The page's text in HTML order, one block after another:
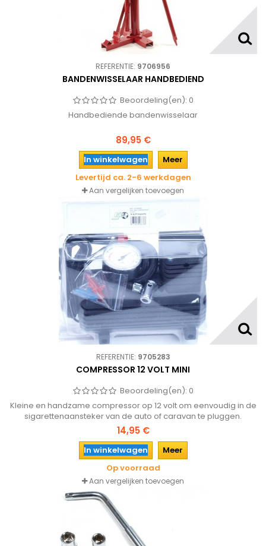
REFERENTIE: 9706956
BANDENWISSELAAR HANDBEDIEND
Beoordeling(en): 0
Handbediende bandenwisselaar
89,95 €
In winkelwagen
Meer
Levertijd ca. 2-6 werkdagen
Aan vergelijken toevoegen
REFERENTIE: 9705283
COMPRESSOR 12 VOLT MINI
Beoordeling(en): 0
Kleine en handzame compressor op 12 volt om eenvoudig in de
sigarettenaansteker van de auto of caravan te pluggen.
Geschikt om de banden op te pompen of ballen en
luchtbedden, dus ook onmisbaar tijdens vakantie!
14,95 €
In winkelwagen
Meer
Op voorraad
Aan vergelijken toevoegen